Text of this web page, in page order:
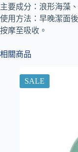
主要成分：浪形海藻
使用方法：早晚潔面
按摩至吸收。
相關商品
SALE